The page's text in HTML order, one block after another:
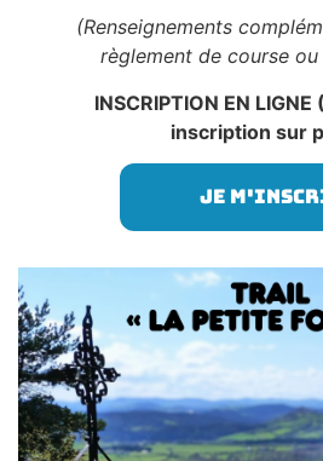
(Renseignements
règlement de course
INSCRIPTION EN
inscription sur
Je